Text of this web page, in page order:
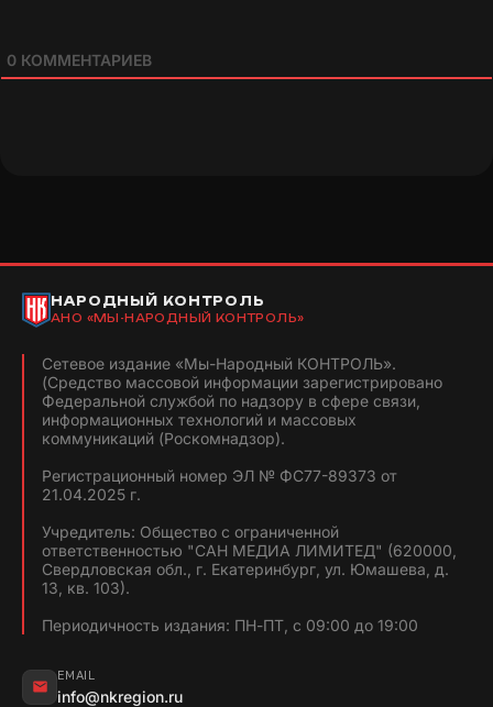
0 КОММЕНТАРИЕВ
НАРОДНЫЙ КОНТРОЛЬ
АНО «МЫ-НАРОДНЫЙ КОНТРОЛЬ»
Сетевое издание «Мы-Народный КОНТРОЛЬ».
(Средство массовой информации зарегистрировано
Федеральной службой по надзору в сфере связи,
информационных технологий и массовых
коммуникаций (Роскомнадзор).
Регистрационный номер ЭЛ № ФС77-89373 от
21.04.2025 г.
Учредитель: Общество с ограниченной
ответственностью "САН МЕДИА ЛИМИТЕД" (620000,
Свердловская обл., г. Екатеринбург, ул. Юмашева, д.
13, кв. 103).
Периодичность издания: ПН-ПТ, с 09:00 до 19:00
EMAIL
info@nkregion.ru